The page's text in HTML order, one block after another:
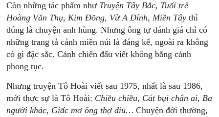
Còn những tác phẩm như Truyện Tây Bắc, Tuổi trẻ
Hoàng Văn Thụ, Kim Đồng, Vừ A Dính, Miền Tây thì
đúng là chuyện anh hùng. Nhưng ông tự đánh giá chỉ có
những trang tả cảnh miền núi là đáng kể, ngoài ra không
có gì đặc sắc. Cảnh chiến đấu viết không bằng cảnh
phong tục.
Nhưng truyện Tô Hoài viết sau 1975, nhất là sau 1986,
mới thực sự là Tô Hoài: Chiều chiều, Cát bụi chân ai, Ba
người khác, Giấc mơ ông thợ dìu… Chuyện đời thường,